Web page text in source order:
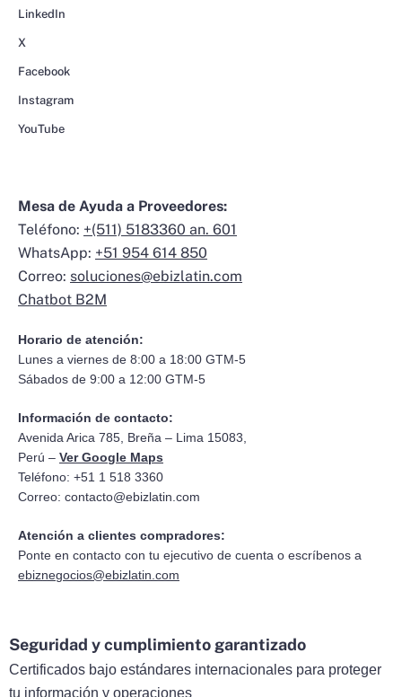
LinkedIn
X
Facebook
Instagram
YouTube
Mesa de Ayuda a Proveedores:
Teléfono: +(511) 5183360 an. 601
WhatsApp: +51 954 614 850
Correo: soluciones@ebizlatin.com
Chatbot B2M
Horario de atención:
Lunes a viernes de 8:00 a 18:00 GTM-5
Sábados de 9:00 a 12:00 GTM-5
Información de contacto:
Avenida Arica 785, Breña – Lima 15083,
Perú – Ver Google Maps
Teléfono: +51 1 518 3360
Correo: contacto@ebizlatin.com
Atención a clientes compradores:
Ponte en contacto con tu ejecutivo de cuenta o escríbenos a
ebiznegocios@ebizlatin.com
Seguridad y cumplimiento garantizado
Certificados bajo estándares internacionales para proteger
tu información y operaciones